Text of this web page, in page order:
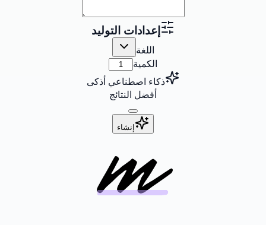
إعدادات التوليد
اللغة
الكمية
ذكاء اصطناعي أذكى
أفضل النتائج
إنشاء